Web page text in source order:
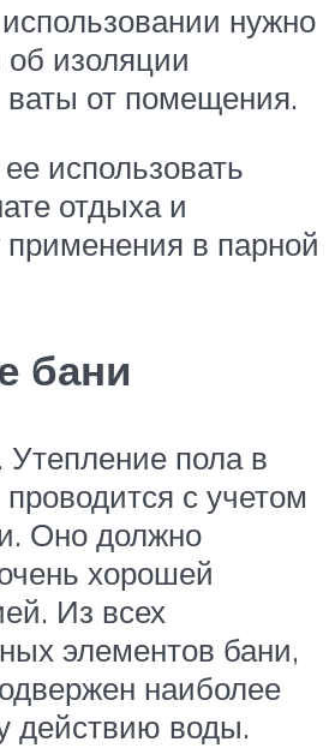
нужно
об изоляции
от помещения.
использовать
отдыха и
применения в парной
бани
пола в
с учетом
Оно должно
хорошей
Из всех
элементов бани,
наиболее
действию воды.